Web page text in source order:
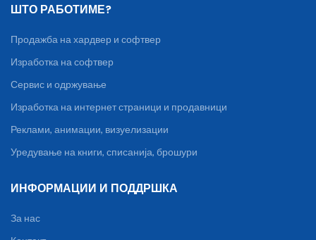
ШТО РАБОТИМЕ?
Продажба на хардвер и софтвер
Изработка на софтвер
Сервис и одржување
Изработка на интернет страници и продавници
Реклами, анимации, визуелизации
Уредување на книги, списанија, брошури
ИНФОРМАЦИИ И ПОДДРШКА
За нас